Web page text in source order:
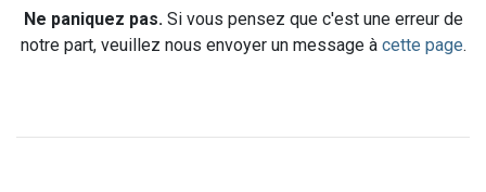
Ne paniquez pas.Si vous pensez que c'est une erreur de
notre part, veuillez nous envoyer un message à cette page.